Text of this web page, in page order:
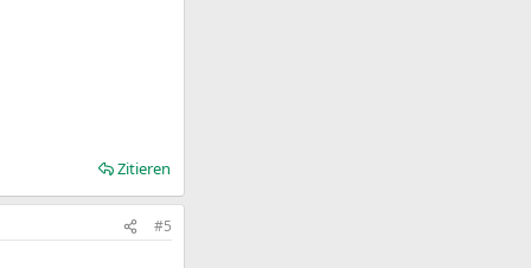
Zitieren
#5